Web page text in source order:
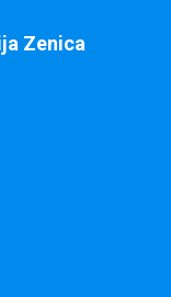
Zenica